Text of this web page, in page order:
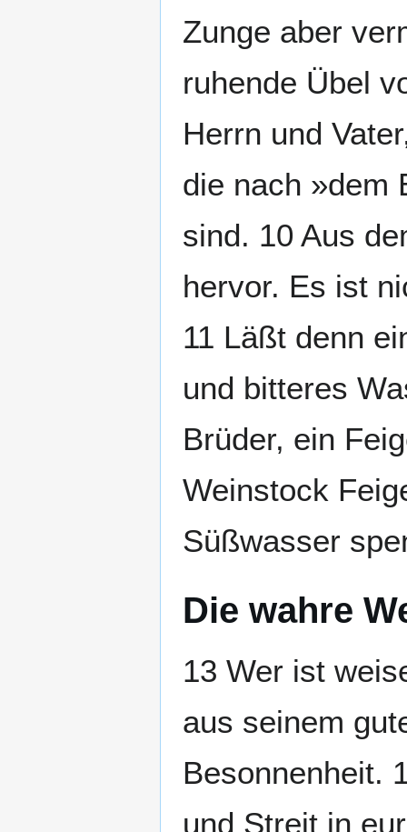
Zunge aber
ruhende Übel
Herrn und
die nach »dem
sind. 10 Aus
hervor. Es ist
11 Läßt denn
und bitteres
Brüder, ein
Weinstock
Süßwasser
Die wahre
13 Wer ist
aus seinem
Besonnenheit.
und Streit in